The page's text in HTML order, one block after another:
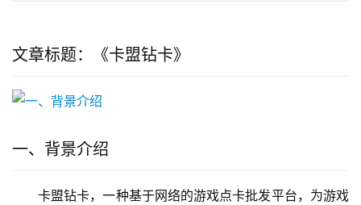
文章标题：《卡盟钻卡》
一、背景介绍
卡盟钻卡，一种基于网络的游戏点卡批发平台，为游戏